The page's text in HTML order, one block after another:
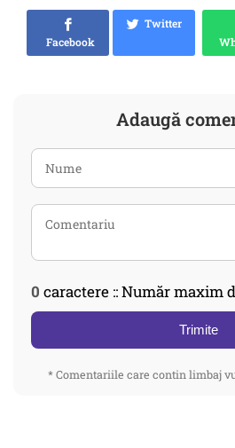
Facebook
Twitter
Adaugă
0 caractere :: Număr maxim
Trimite
* Comentariile care contin limbaj